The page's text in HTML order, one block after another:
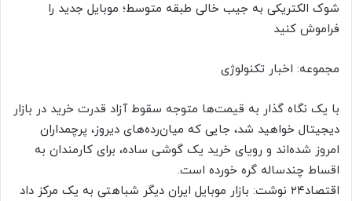
شوک الکتریکی به جیب خالی طبقه متوسط؛ موبایل جدید را
فراموش کنید
مجموعه: اخبار تکنولوژی
با یک نگاه گذار به قیمت‌ها متوجه سقوط آزاد قدرت خرید در بازار
دیجیتال خواهید شد، جایی که میان‌رده‌های دیروز، پرچمداران
امروز شده‌اند و رویای خرید یک گوشی ساده، برای کارمندان به
اقساط چندساله گره خورده است.
اقتصاد۲۴ نوشت: بازار موبایل ایران دیگر شباهتی به یک مرکز داد